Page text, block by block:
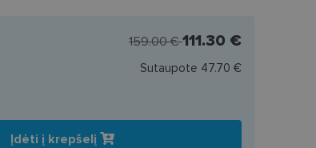
159.00 €111.30 €
Sutaupote 47.70 €
Įdėti į krepšelį